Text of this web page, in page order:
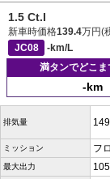
1.5 Ct.I
新車時価格139.4万円(
JC08
-km/L
満タンでどこま
-km
排気量
ミッション フ
最大出力